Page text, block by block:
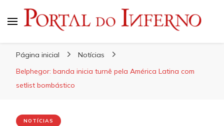
Página inicial
Notícias
Belphegor: banda inicia turnê pela América Latina com
setlist bombástico
NOTÍCIAS